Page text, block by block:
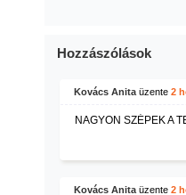
Hozzászólások
Kovács Anitaüzente 2
NAGYON SZÉPEK A
Kovács Anitaüzente 2